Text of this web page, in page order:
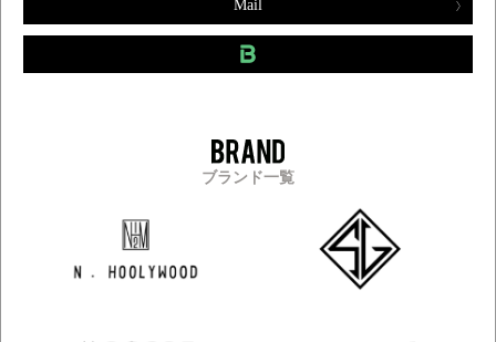
Mail
ブランド一覧